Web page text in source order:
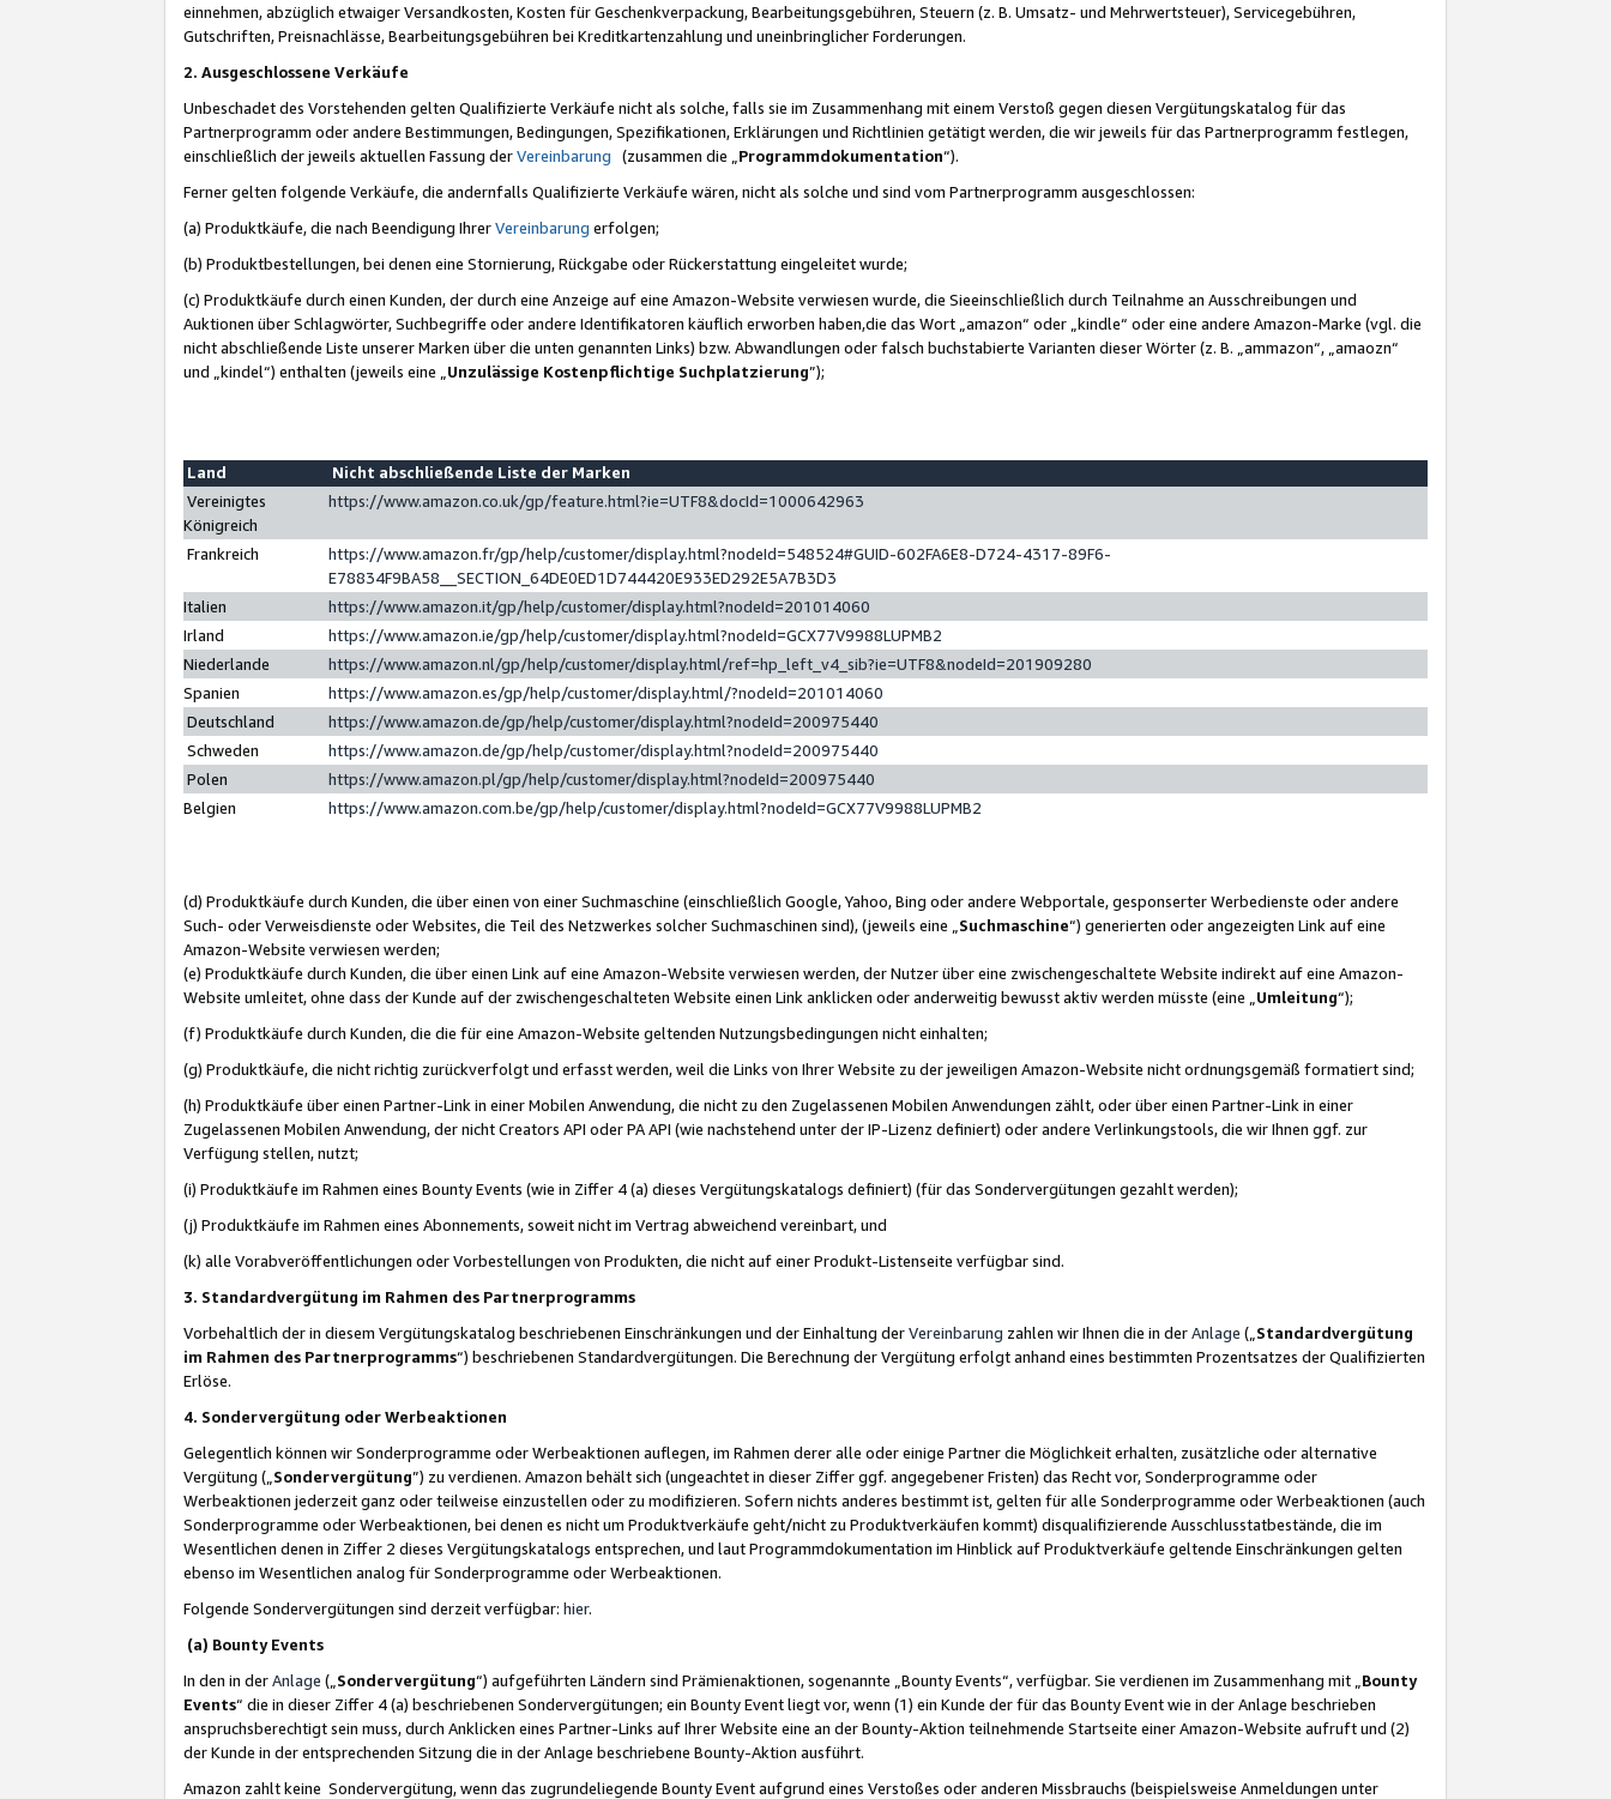
einnehmen, abzüglich etwaiger Versandkosten, Kosten für Geschenkverpackung, Bearbeitungsgebühren, Steuern (z. B. Umsatz- und Mehrwertsteuer), Servicegebühren,
Gutschriften, Preisnachlässe, Bearbeitungsgebühren bei Kreditkartenzahlung und uneinbringlicher Forderungen.
2. Ausgeschlossene Verkäufe
Unbeschadet des Vorstehenden gelten Qualifizierte Verkäufe nicht als solche, falls sie im Zusammenhang mit einem Verstoß gegen diesen Vergütungskatalog für das
Partnerprogramm oder andere Bestimmungen, Bedingungen, Spezifikationen, Erklärungen und Richtlinien getätigt werden, die wir jeweils für das Partnerprogramm festlegen,
einschließlich der jeweils aktuellen Fassung derVereinbarung (zusammen die „ Programmdokumentation“).
Ferner gelten folgende Verkäufe, die andernfalls Qualifizierte Verkäufe wären, nicht als solche und sind vom Partnerprogramm ausgeschlossen:
(a) Produktkäufe, die nach Beendigung IhrerVereinbarung erfolgen;
(b) Produktbestellungen, bei denen eine Stornierung, Rückgabe oder Rückerstattung eingeleitet wurde;
(c) Produktkäufe durch einen Kunden, der durch eine Anzeige auf eine Amazon-Website verwiesen wurde, die Sieeinschließlich durch Teilnahme an Ausschreibungen und
Auktionen über Schlagwörter, Suchbegriffe oder andere Identifikatoren käuflich erworben haben,die das Wort „amazon“ oder „kindle“ oder eine andere Amazon-Marke (vgl. die
nicht abschließende Liste unserer Marken über die unten genannten Links) bzw. Abwandlungen oder falsch buchstabierte Varianten dieser Wörter (z. B. „ammazon“, „amaozn“
und „kindel“) enthalten (jeweils eine „ Unzulässige Kostenpflichtige Suchplatzierung”);
Land
Nicht abschließende Liste der Marken
Vereinigtes
Königreich
https://www.amazon.co.uk/gp/feature.html?ie=UTF8&docId=1000642963
Frankreich
https://www.amazon.fr/gp/help/customer/display.html?nodeId=548524#GUID-602FA6E8-D724-4317-89F6-
E78834F9BA58__SECTION_64DE0ED1D744420E933ED292E5A7B3D3
Italien
https://www.amazon.it/gp/help/customer/display.html?nodeId=201014060
Irland
https://www.amazon.ie/gp/help/customer/display.html?nodeId=GCX77V9988LUPMB2
Niederlande
https://www.amazon.nl/gp/help/customer/display.html/ref=hp_left_v4_sib?ie=UTF8&nodeId=201909280
Spanien
https://www.amazon.es/gp/help/customer/display.html/?nodeId=201014060
Deutschland
https://www.amazon.de/gp/help/customer/display.html?nodeId=200975440
Schweden
https://www.amazon.de/gp/help/customer/display.html?nodeId=200975440
Polen
https://www.amazon.pl/gp/help/customer/display.html?nodeId=200975440
Belgien
https://www.amazon.com.be/gp/help/customer/display.html?nodeId=GCX77V9988LUPMB2
(d) Produktkäufe durch Kunden, die über einen von einer Suchmaschine (einschließlich Google, Yahoo, Bing oder andere Webportale, gesponserter Werbedienste oder andere
Such- oder Verweisdienste oder Websites, die Teil des Netzwerkes solcher Suchmaschinen sind), (jeweils eine „ Suchmaschine“) generierten oder angezeigten Link auf eine
Amazon-Website verwiesen werden;
(e) Produktkäufe durch Kunden, die über einen Link auf eine Amazon-Website verwiesen werden, der Nutzer über eine zwischengeschaltete Website indirekt auf eine Amazon-
Website umleitet, ohne dass der Kunde auf der zwischengeschalteten Website einen Link anklicken oder anderweitig bewusst aktiv werden müsste (eine „ Umleitung“);
(f) Produktkäufe durch Kunden, die die für eine Amazon-Website geltenden Nutzungsbedingungen nicht einhalten;
(g) Produktkäufe, die nicht richtig zurückverfolgt und erfasst werden, weil die Links von Ihrer Website zu der jeweiligen Amazon-Website nicht ordnungsgemäß formatiert sind;
(h) Produktkäufe über einen Partner-Link in einer Mobilen Anwendung, die nicht zu den Zugelassenen Mobilen Anwendungen zählt, oder über einen Partner-Link in einer
Zugelassenen Mobilen Anwendung, der nicht Creators API oder PA API (wie nachstehend unter der IP-Lizenz definiert) oder andere Verlinkungstools, die wir Ihnen ggf. zur
Verfügung stellen, nutzt;
(i) Produktkäufe im Rahmen eines Bounty Events (wie in Ziffer 4 (a) dieses Vergütungskatalogs definiert) (für das Sondervergütungen gezahlt werden);
(j) Produktkäufe im Rahmen eines Abonnements, soweit nicht im Vertrag abweichend vereinbart, und
(k) alle Vorabveröffentlichungen oder Vorbestellungen von Produkten, die nicht auf einer Produkt-Listenseite verfügbar sind.
3. Standardvergütung im Rahmen des Partnerprogramms
Vorbehaltlich der in diesem Vergütungskatalog beschriebenen Einschränkungen und der Einhaltung derVereinbarung zahlen wir Ihnen die in derAnlage („ Standardvergütung
im Rahmen des Partnerprogramms“) beschriebenen Standardvergütungen. Die Berechnung der Vergütung erfolgt anhand eines bestimmten Prozentsatzes der Qualifizierten
Erlöse.
4. Sondervergütung oder Werbeaktionen
Gelegentlich können wir Sonderprogramme oder Werbeaktionen auflegen, im Rahmen derer alle oder einige Partner die Möglichkeit erhalten, zusätzliche oder alternative
Vergütung („ Sondervergütung”) zu verdienen. Amazon behält sich (ungeachtet in dieser Ziffer ggf. angegebener Fristen) das Recht vor, Sonderprogramme oder
Werbeaktionen jederzeit ganz oder teilweise einzustellen oder zu modifizieren. Sofern nichts anderes bestimmt ist, gelten für alle Sonderprogramme oder Werbeaktionen (auch
Sonderprogramme oder Werbeaktionen, bei denen es nicht um Produktverkäufe geht/nicht zu Produktverkäufen kommt) disqualifizierende Ausschlusstatbestände, die im
Wesentlichen denen in Ziffer 2 dieses Vergütungskatalogs entsprechen, und laut Programmdokumentation im Hinblick auf Produktverkäufe geltende Einschränkungen gelten
ebenso im Wesentlichen analog für Sonderprogramme oder Werbeaktionen.
Folgende Sondervergütungen sind derzeit verfügbar: hier.
(a) Bounty Events
In den in derAnlage („ Sondervergütung“) aufgeführten Ländern sind Prämienaktionen, sogenannte „Bounty Events“, verfügbar. Sie verdienen im Zusammenhang mit „ Bounty
Events“ die in dieser Ziffer 4 (a) beschriebenen Sondervergütungen; ein Bounty Event liegt vor, wenn (1) ein Kunde der für das Bounty Event wie in der Anlage beschrieben
anspruchsberechtigt sein muss, durch Anklicken eines Partner-Links auf Ihrer Website eine an der Bounty-Aktion teilnehmende Startseite einer Amazon-Website aufruft und (2)
der Kunde in der entsprechenden Sitzung die in der Anlage beschriebene Bounty-Aktion ausführt.
Amazon zahlt keine Sondervergütung, wenn das zugrundeliegende Bounty Event aufgrund eines Verstoßes oder anderen Missbrauchs (beispielsweise Anmeldungen unter